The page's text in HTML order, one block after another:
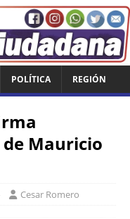
POLÍTICA REGIÓN
Mauricio
Cesar Romero